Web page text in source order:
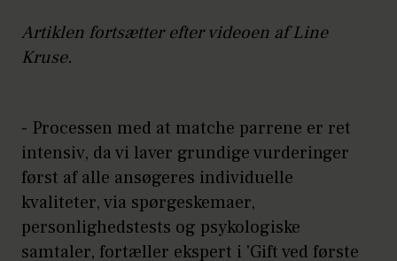
Artiklen fortsætter efter videoen af Line
Kruse.
- Processen med at matche parrene er ret
intensiv, da vi laver grundige vurderinger
først af alle ansøgeres individuelle
kvaliteter, via spørgeskemaer,
personlighedstests og psykologiske
samtaler, fortæller ekspert i 'Gift ved første